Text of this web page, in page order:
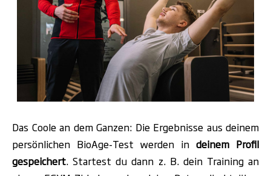
Das Coole an dem Ganzen: Die Ergebnisse aus deinem
persönlichen BioAge-Test werden in deinem Profil
gespeichert. Startest du dann z. B. dein Training an